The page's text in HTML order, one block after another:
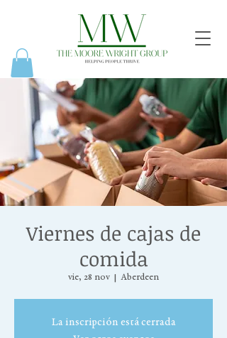
Viernes de cajas de
comida
vie, 28 nov
  |
Aberdeen
La inscripción está cerrada